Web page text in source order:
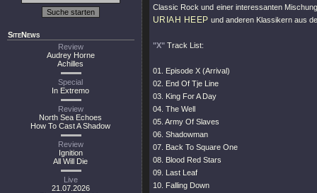
SiteNews
Review
Audrey Horne
Achilles
Special
In Extremo
Review
North Sea Echoes
How To Cast A Shadow
Review
Ignition
All Will Die
Live
21.07.2026
Classic Rock und einer interessanten
URIAH HEEP und anderen Klassikern aus
"X" Track List:
01. Episode X (Arrival)
02. End Of Tje Line
03. King For A Day
04. The Well
05. Army Of Slaves
06. Shadowman
07. Back To Square One
08. Blood Red Stars
09. Last Leaf
10. Falling Down